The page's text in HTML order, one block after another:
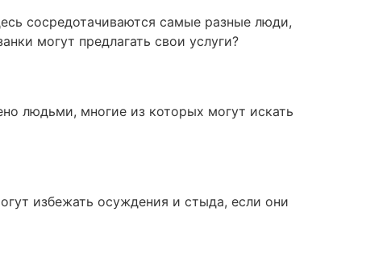
сосредотачиваются самые разные люди,
могут предлагать свои услуги?
людьми, многие из которых могут искать
избежать осуждения и стыда, если они